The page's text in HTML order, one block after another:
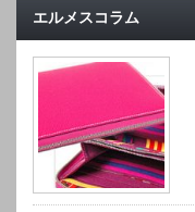
エルメスコラム